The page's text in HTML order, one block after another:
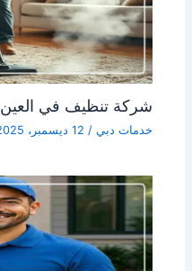
شركة تنظيف في العين
خدمات دبي / 12 ديسمبر، 2025